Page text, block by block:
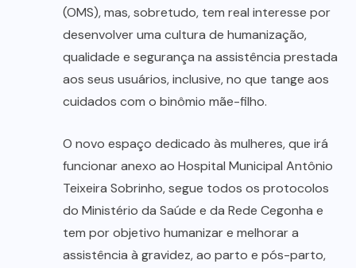
(OMS), mas, sobretudo, tem real interesse por
desenvolver uma cultura de humanização,
qualidade e segurança na assistência prestada
aos seus usuários, inclusive, no que tange aos
cuidados com o binômio mãe-filho.
O novo espaço dedicado às mulheres, que irá
funcionar anexo ao Hospital Municipal Antônio
Teixeira Sobrinho, segue todos os protocolos
do Ministério da Saúde e da Rede Cegonha e
tem por objetivo humanizar e melhorar a
assistência à gravidez, ao parto e pós-parto,